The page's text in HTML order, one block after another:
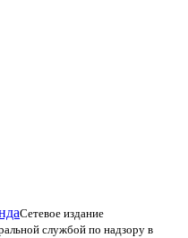
Сетевое издание
службой по надзору в